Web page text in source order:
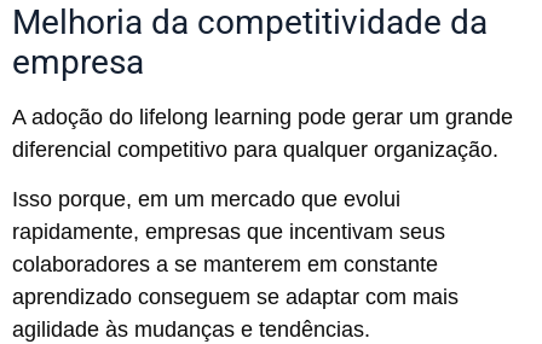
Melhoria da competitividade da
empresa
A adoção do lifelong learning pode gerar um grande
diferencial competitivo para qualquer organização.
Isso porque, em um mercado que evolui
rapidamente, empresas que incentivam seus
colaboradores a se manterem em constante
aprendizado conseguem se adaptar com mais
agilidade às mudanças e tendências.